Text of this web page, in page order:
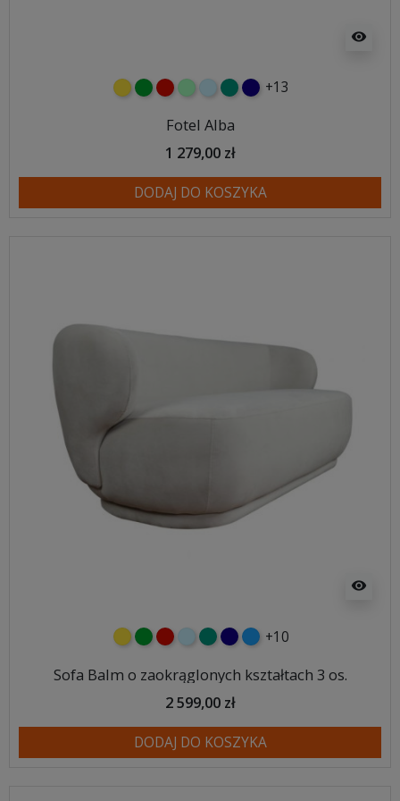
visibility
żółtyzielonyczerwony
miętowybłękitnyturkusowy
granatowy
+13
Fotel Alba
1 279,00 zł
DODAJ DO KOSZYKA
visibility
żółtyzielonyczerwony
błękitnyturkusowy
granatowy
niebieski
+10
Sofa Balm o zaokrąglonych kształtach 3 os.
2 599,00 zł
DODAJ DO KOSZYKA